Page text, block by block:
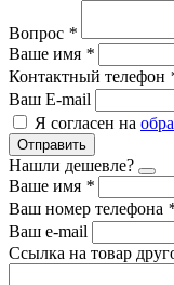
Вопрос *
Ваше имя *
Контактный телефон
Ваш E-mail
Я согласен на
Отправить
Нашли дешевле?
Ваше имя *
Ваш номер телефона
Ваш e-mail
Ссылка на товар